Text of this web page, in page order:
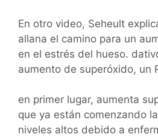
En otro video, Seheult
allana el camino para un
en el estrés del hueso.
aumento de superóxido, un
en primer lugar, aumenta
que ya están comenzando
niveles altos debido a